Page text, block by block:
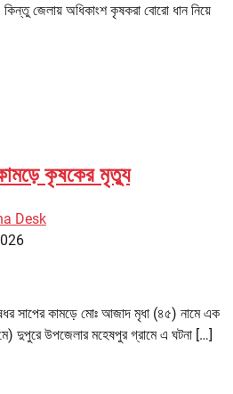
জেলায় অধিকাংশ কৃষকরা বোরো ধান নিয়ে
কৃষকের মৃত্যু
Desk
সাপের কামড়ে মোঃ আজাদ মৃধা (৪৫) নামে এক
দুপুরে উপজেলার মহেষপুর গ্রামে এ ঘটনা […]